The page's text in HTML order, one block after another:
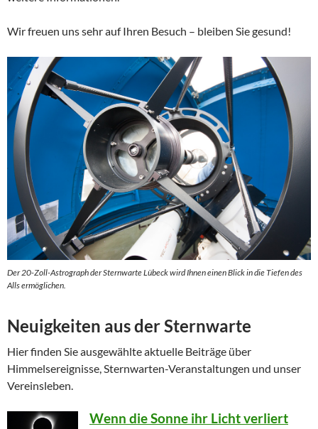
Wir freuen uns sehr auf Ihren Besuch – bleiben Sie gesund!
Der 20-Zoll-Astrograph der Sternwarte Lübeck wird Ihnen einen Blick in die Tiefen des
Alls ermöglichen.
Neuigkeiten aus der Sternwarte
Hier finden Sie ausgewählte aktuelle Beiträge über
Himmelsereignisse, Sternwarten-Veranstaltungen und unser
Vereinsleben.
Wenn die Sonne ihr Licht verliert